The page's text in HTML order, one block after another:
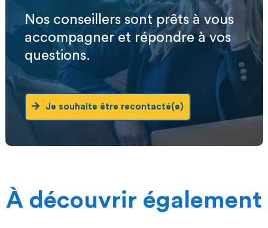
Nos conseillers sont prêts à vous
accompagner et répondre à vos
questions.
Je souhaite être recontacté(e)
À découvrir également